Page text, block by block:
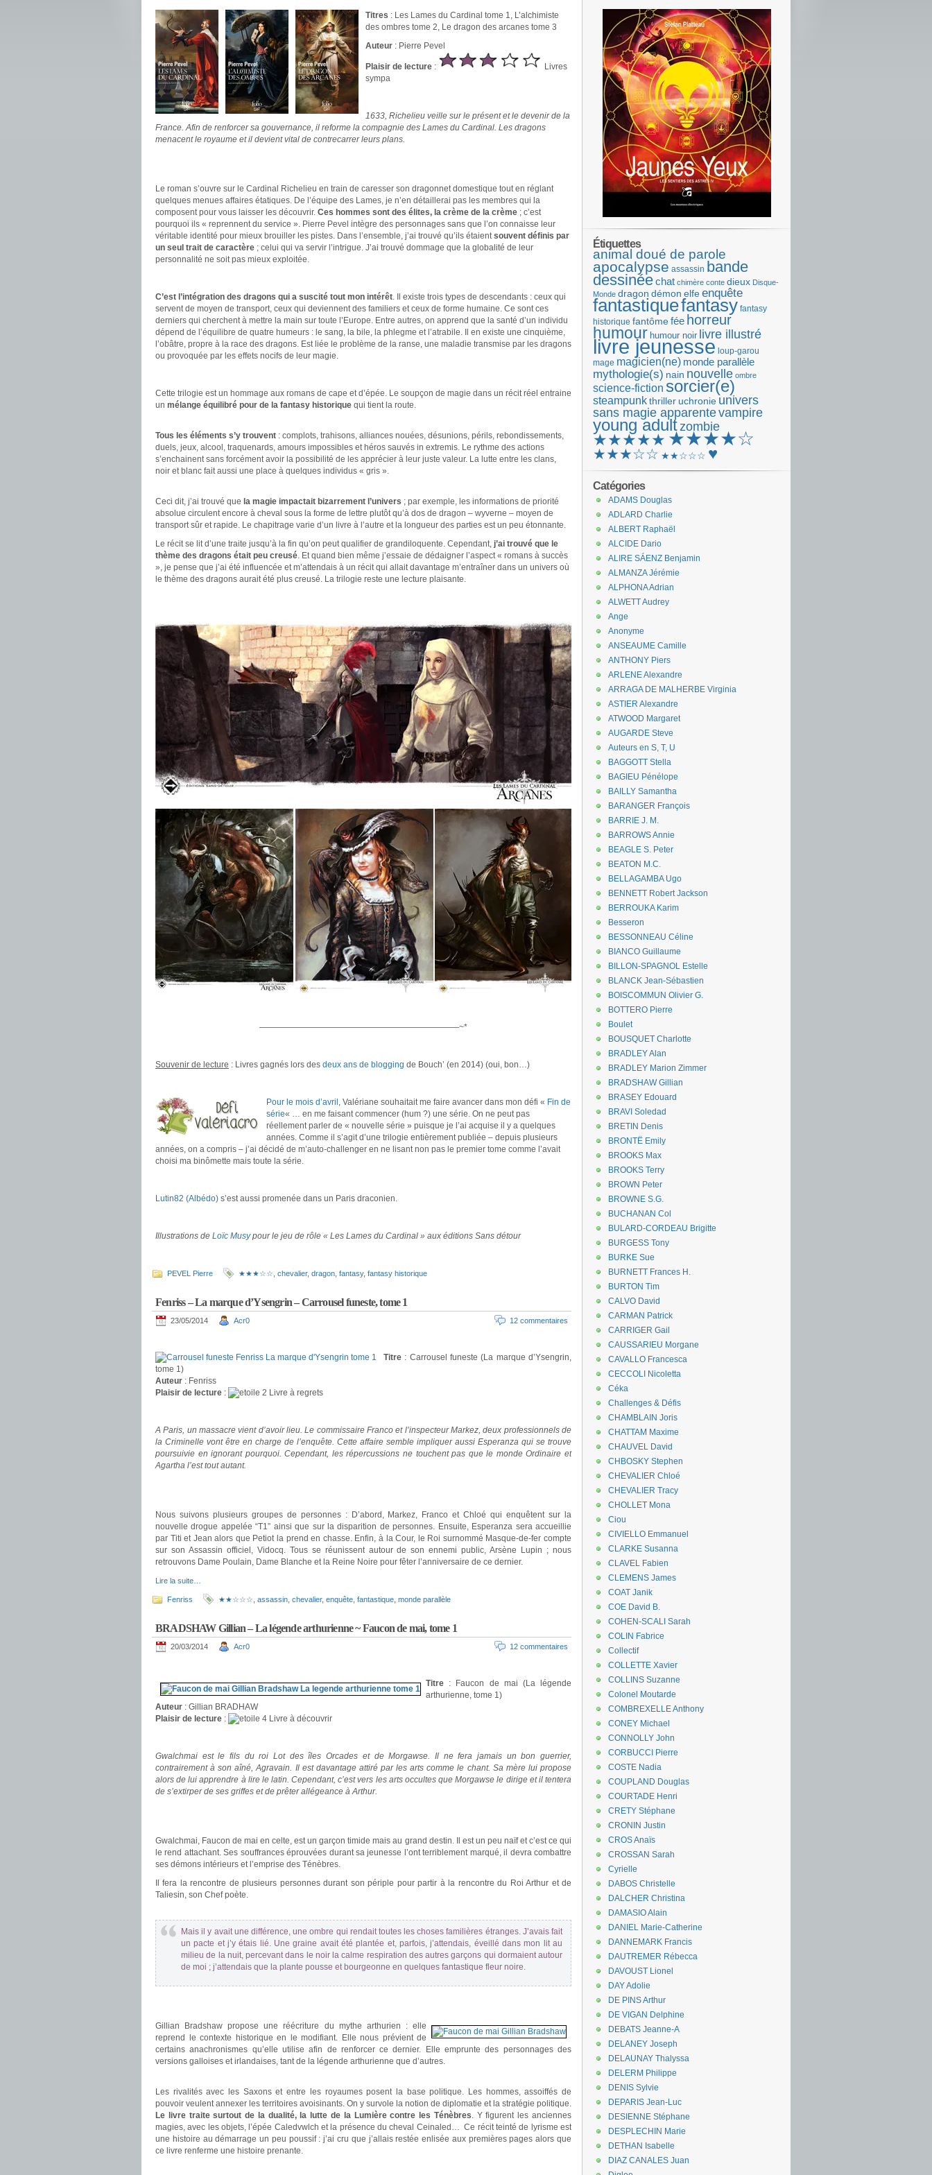
Titres : Les Lames du Cardinal tome 1, L’alchimiste
des ombres tome 2, Le dragon des arcanes tome 3
Auteur : Pierre Pevel
Plaisir de lecture :
Livres
sympa
1633, Richelieu veille sur le présent et le devenir de la
France. Afin de renforcer sa gouvernance, il reforme la compagnie des Lames du Cardinal. Les dragons
menacent le royaume et il devient vital de contrecarrer leurs plans.
Le roman s’ouvre sur le Cardinal Richelieu en train de caresser son dragonnet domestique tout en réglant
quelques menues affaires étatiques. De l’équipe des Lames, je n’en détaillerai pas les membres qui la
composent pour vous laisser les découvrir. Ces hommes sont des élites, la crème de la crème ; c’est
pourquoi ils « reprennent du service ». Pierre Pevel intègre des personnages sans que l’on connaisse leur
véritable identité pour mieux brouiller les pistes. Dans l’ensemble, j’ai trouvé qu’ils étaientsouvent définis par
un seul trait de caractère ; celui qui va servir l’intrigue. J’ai trouvé dommage que la globalité de leur
personnalité ne soit pas mieux exploitée.
C’est l’intégration des dragons qui a suscité tout mon intérêt. Il existe trois types de descendants : ceux qui
servent de moyen de transport, ceux qui deviennent des familiers et ceux de forme humaine. Ce sont ces
derniers qui cherchent à mettre la main sur toute l’Europe. Entre autres, on apprend que la santé d’un individu
dépend de l’équilibre de quatre humeurs : le sang, la bile, la phlegme et l’atrabile. Il en existe une cinquième,
l’obâtre, propre à la race des dragons. Est liée le problème de la ranse, une maladie transmise par les dragons
ou provoquée par les effets nocifs de leur magie.
Cette trilogie est un hommage aux romans de cape et d’épée. Le soupçon de magie dans un récit réel entraine
un mélange équilibré pour de la fantasy historique qui tient la route.
Tous les éléments s’y trouvent : complots, trahisons, alliances nouées, désunions, périls, rebondissements,
duels, jeux, alcool, traquenards, amours impossibles et héros sauvés in extremis. Le rythme des actions
s’enchainent sans forcément avoir la possibilité de les apprécier à leur juste valeur. La lutte entre les clans,
noir et blanc fait aussi une place à quelques individus « gris ».
Ceci dit, j’ai trouvé que la magie impactait bizarrement l’univers ; par exemple, les informations de priorité
absolue circulent encore à cheval sous la forme de lettre plutôt qu’à dos de dragon – wyverne – moyen de
transport sûr et rapide. Le chapitrage varie d’un livre à l’autre et la longueur des parties est un peu étonnante.
Le récit se lit d’une traite jusqu’à la fin qu’on peut qualifier de grandiloquente. Cependant, j’ai trouvé que le
thème des dragons était peu creusé. Et quand bien même j’essaie de dédaigner l’aspect « romans à succès
», je pense que j’ai été influencée et m’attendais à un récit qui allait davantage m’entraîner dans un univers où
le thème des dragons aurait été plus creusé. La trilogie reste une lecture plaisante.
————————————————————————~*
Souvenir de lecture : Livres gagnés lors des deux ans de blogging de Bouch’ (en 2014) (oui, bon…)
Pour le mois d’avril , Valériane souhaitait me faire avancer dans mon défi « Fin de
série« … en me faisant commencer (hum ?) une série. On ne peut pas
réellement parler de « nouvelle série » puisque je l’ai acquise il y a quelques
années. Comme il s’agit d’une trilogie entièrement publiée – depuis plusieurs
années, on a compris – j’ai décidé de m’auto-challenger en ne lisant non pas le premier tome comme l’avait
choisi ma binômette mais toute la série.
Lutin82 (Albédo) s’est aussi promenée dans un Paris draconien.
Illustrations de Loïc Musypour le jeu de rôle « Les Lames du Cardinal » aux éditions Sans détour
PEVEL Pierre ★★★☆☆ chevalier, dragon fantasy, fantasy historique
Fenriss – La marque d’Ysengrin – Carrousel funeste, tome 1
23/05/2014 Acr0 12 commentaires
Titre : Carrousel funeste (La marque d’Ysengrin,
tome 1)
Auteur : Fenriss
Plaisir de lecture :
Livre à regrets
A Paris, un massacre vient d’avoir lieu. Le commissaire Franco et l’inspecteur Markez, deux professionnels de
la Criminelle vont être en charge de l’enquête. Cette affaire semble impliquer aussi Esperanza qui se trouve
poursuivie en ignorant pourquoi. Cependant, les répercussions ne touchent pas que le monde Ordinaire et
Agartha l’est tout autant.
Nous suivons plusieurs groupes de personnes : D’abord, Markez, Franco et Chloé qui enquêtent sur la
nouvelle drogue appelée “T1” ainsi que sur la disparition de personnes. Ensuite, Esperanza sera accueillie
par Titi et Jean alors que Petiot la prend en chasse. Enfin, à la Cour, le Roi surnommé Masque-de-fer compte
sur son Assassin officiel, Vidocq. Tous se réunissent autour de son ennemi public, Arsène Lupin ; nous
retrouvons Dame Poulain, Dame Blanche et la Reine Noire pour fêter l’anniversaire de ce dernier.
Lire la suite…
Fenriss ★★☆☆☆ assassin chevalier, enquête fantastique monde parallèle
BRADSHAW Gillian – La légende arthurienne ~ Faucon de mai, tome 1
20/03/2014 Acr0 12 commentaires
Titre : Faucon de mai (La légende
arthurienne, tome 1)
Auteur : Gillian BRADHAW
Plaisir de lecture :
Livre à découvrir
Gwalchmai est le fils du roi Lot des îles Orcades et de Morgawse. Il ne fera jamais un bon guerrier,
contrairement à son aîné, Agravain. Il est davantage attiré par les arts comme le chant. Sa mère lui propose
alors de lui apprendre à lire le latin. Cependant, c’est vers les arts occultes que Morgawse le dirige et il tentera
de s’extirper de ses griffes et de prêter allégeance à Arthur.
Gwalchmai, Faucon de mai en celte, est un garçon timide mais au grand destin. Il est un peu naïf et c’est ce qui
le rend attachant. Ses souffrances éprouvées durant sa jeunesse l’ont terriblement marqué, il devra combattre
ses démons intérieurs et l’emprise des Ténèbres.
Il fera la rencontre de plusieurs personnes durant son périple pour partir à la rencontre du Roi Arthur et de
Taliesin, son Chef poète.
Mais il y avait une différence, une ombre qui rendait toutes les choses familières étranges. J’avais fait
un pacte et j’y étais lié. Une graine avait été plantée et, parfois, j’attendais, éveillé dans mon lit au
milieu de la nuit, percevant dans le noir la calme respiration des autres garçons qui dormaient autour
de moi ; j’attendais que la plante pousse et bourgeonne en quelques fantastique fleur noire.
Gillian Bradshaw propose une réécriture du mythe arthurien : elle
reprend le contexte historique en le modifiant. Elle nous prévient de
certains anachronismes qu’elle utilise afin de renforcer ce dernier. Elle emprunte des personnages des
versions galloises et irlandaises, tant de la légende arthurienne que d’autres.
Les rivalités avec les Saxons et entre les royaumes posent la base politique. Les hommes, assoiffés de
pouvoir veulent annexer les territoires avoisinants. On y survole la notion de diplomatie et la stratégie politique.
Le livre traite surtout de la dualité, la lutte de la Lumière contre les Ténèbres. Y figurent les anciennes
magies, avec les objets, l’épée Caledvwlch et la présence du cheval Ceinaled… Ce récit teinté de lyrisme est
une histoire au démarrage un peu poussif : j’ai cru que j’allais restée enlisée aux premières pages alors que
ce livre renferme une histoire prenante.
Étiquettes
animal doué de parole
apocalypse assassin bande
dessinéechat chimère conte dieux Disque-
Monde dragon démon elfeenquête
fantastiquefantasy fantasy
historique fantômefée horreur
humour humour noir livre illustré
livre jeunesse loup-garou
mage magicien(ne) monde parallèle
mythologie(s) nain nouvelle ombre
science-fiction sorcier(e)
steampunkthriller uchronie univers
sans magie apparentevampire
young adultzombie
★★★★★ ★★★★☆
★★★☆☆ ★★☆☆☆ ♥
Catégories
ADAMS Douglas
ADLARD Charlie
ALBERT Raphaël
ALCIDE Dario
ALIRE SÁENZ Benjamin
ALMANZA Jérémie
ALPHONA Adrian
ALWETT Audrey
Ange
Anonyme
ANSEAUME Camille
ANTHONY Piers
ARLENE Alexandre
ARRAGA DE MALHERBE Virginia
ASTIER Alexandre
ATWOOD Margaret
AUGARDE Steve
Auteurs en S, T, U
BAGGOTT Stella
BAGIEU Pénélope
BAILLY Samantha
BARANGER François
BARRIE J. M.
BARROWS Annie
BEAGLE S. Peter
BEATON M.C.
BELLAGAMBA Ugo
BENNETT Robert Jackson
BERROUKA Karim
Besseron
BESSONNEAU Céline
BIANCO Guillaume
BILLON-SPAGNOL Estelle
BLANCK Jean-Sébastien
BOISCOMMUN Olivier G.
BOTTERO Pierre
Boulet
BOUSQUET Charlotte
BRADLEY Alan
BRADLEY Marion Zimmer
BRADSHAW Gillian
BRASEY Edouard
BRAVI Soledad
BRETIN Denis
BRONTË Emily
BROOKS Max
BROOKS Terry
BROWN Peter
BROWNE S.G.
BUCHANAN Col
BULARD-CORDEAU Brigitte
BURGESS Tony
BURKE Sue
BURNETT Frances H.
BURTON Tim
CALVO David
CARMAN Patrick
CARRIGER Gail
CAUSSARIEU Morgane
CAVALLO Francesca
CECCOLI Nicoletta
Céka
Challenges & Défis
CHAMBLAIN Joris
CHATTAM Maxime
CHAUVEL David
CHBOSKY Stephen
CHEVALIER Chloé
CHEVALIER Tracy
CHOLLET Mona
Ciou
CIVIELLO Emmanuel
CLARKE Susanna
CLAVEL Fabien
CLEMENS James
COAT Janik
COE David B.
COHEN-SCALI Sarah
COLIN Fabrice
Collectif
COLLETTE Xavier
COLLINS Suzanne
Colonel Moutarde
COMBREXELLE Anthony
CONEY Michael
CONNOLLY John
CORBUCCI Pierre
COSTE Nadia
COUPLAND Douglas
COURTADE Henri
CRETY Stéphane
CRONIN Justin
CROS Anaïs
CROSSAN Sarah
Cyrielle
DABOS Christelle
DALCHER Christina
DAMASIO Alain
DANIEL Marie-Catherine
DANNEMARK Francis
DAUTREMER Rébecca
DAVOUST Lionel
DAY Adolie
DE PINS Arthur
DE VIGAN Delphine
DEBATS Jeanne-A
DELANEY Joseph
DELAUNAY Thalyssa
DELERM Philippe
DENIS Sylvie
DEPARIS Jean-Luc
DESIENNE Stéphane
DESPLECHIN Marie
DETHAN Isabelle
DIAZ CANALES Juan